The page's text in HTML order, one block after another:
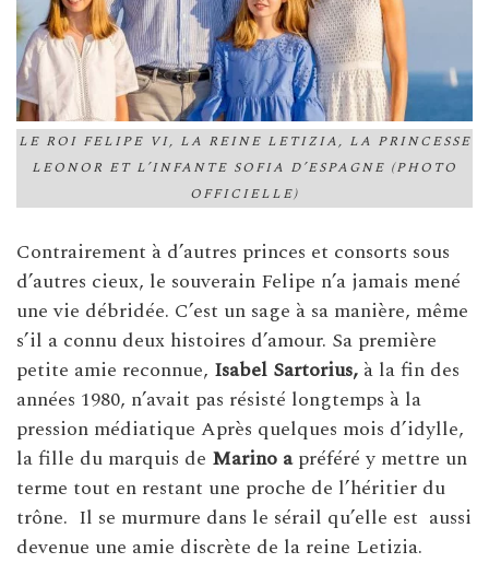
LE ROI FELIPE VI, LA REINE LETIZIA, LA PRINCESSE
LEONOR ET L’INFANTE SOFIA D’ESPAGNE (PHOTO
OFFICIELLE)
Contrairement à d’autres princes et consorts sous
d’autres cieux, le souverain Felipe n’a jamais mené
une vie débridée. C’est un sage à sa manière, même
s’il a connu deux histoires d’amour. Sa première
petite amie reconnue, Isabel Sartorius, à la fin des
années 1980, n’avait pas résisté longtemps à la
pression médiatique Après quelques mois d’idylle,
la fille du marquis de Marino apréféré y mettre un
terme tout en restant une proche de l’héritier du
trône. Il se murmure dans le sérail qu’elle est aussi
devenue une amie discrète de la reine Letizia.